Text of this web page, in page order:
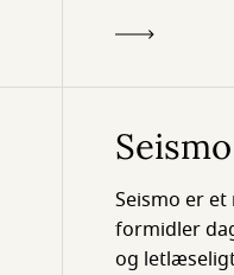
Seismo
Seismo er
formidler
og